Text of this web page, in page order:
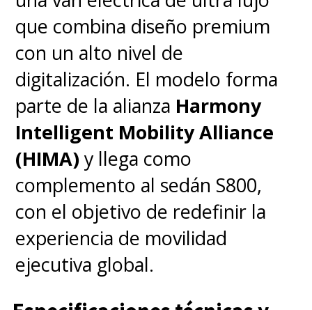
Además, la plataforma incluye
funciones decarga
automatizada y pago sin
contacto, junto con sistemas de
seguridad como resistencia de
1.500 J a impactosy un sistema
de alerta temprana de fuga
térmica con 48 horas de
anticipación. La versión de
carga ultrarrápida de la
que combina diseño premium
con un alto nivel de
digitalización. El modelo forma
parte de la alianza Harmony
Intelligent Mobility Alliance
(HIMA) y llega como
complemento al sedán S800,
con el objetivo de redefinir la
experiencia de movilidad
ejecutiva global.